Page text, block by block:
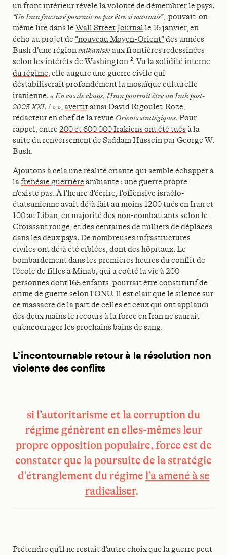
un front intérieur révèle la volonté de démembrer le pays.
“Un Iran fracturé pourrait ne pas être si mauvais”, pouvait-on
même lire dans le Wall Street Journalle 16 janvier, en
écho au projet de “nouveau Moyen-Orient”des années
Bush d’une régionbalkaniséeaux frontières redessinées
selon les intérêts de Washington 2. Vu lasolidité interne
du régime , elle augure une guerre civile qui
déstabiliserait profondément la mosaïque culturelle
iranienne. « En cas de chaos, l’Iran pourrait être un Irak post-
2003 XXL ! » » avertitainsi David Rigoulet-Roze,
rédacteur en chef de la revue Orients stratégiques. Pour
rappel, entre 200 et 600 000 Irakiens ont été tués à la
suite du renversement de Saddam Hussein par George W.
Bush.
Ajoutons à cela une réalité criante qui semble échapper à
lafrénésie guerrière ambiante : une guerre propre
n’existe pas. À l’heure d’écrire, l’offensive israélo-
étatsunienne avait déjà fait au moins 1200 tués en Iran et
100 au Liban, en majorité des non-combattants selon le
Croissant rouge, et des centaines de milliers de déplacés
dans les deux pays. De nombreuses infrastructures
civiles ont déjà été ciblées, dont des hôpitaux. Le
bombardement dans les premières heures du conflit de
l’école de filles à Minab, qui a coûté la vie à 200
personnes dont 165 enfants, pourrait être constitutif de
crime de guerre selon l’ONU. Il est clair que le silence sur
ce massacre de la part de celles et ceux qui ont applaudi
des deux mains le recours à la force en Iran ne saurait
qu’encourager les prochains bains de sang.
L’incontournable retour à la résolution non
violente des conflits
si l’autoritarisme et la corruption du
régime génèrent en elles-mêmes leur
propre opposition populaire, force est de
constater que la poursuite de la stratégie
d’étranglement du régimel’a amené à se
radicaliser.
Prétendre qu’il ne restait d’autre choix que la guerre peut